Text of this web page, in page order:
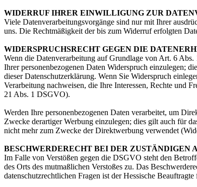
WIDERRUF IHRER EINWILLIGUNG ZUR
Viele Datenverarbeitungsvorgänge sind nur mit Ihrer
uns. Die Rechtmäßigkeit der bis zum Widerruf erfolgten
WIDERSPRUCHSRECHT GEGEN DIE
Wenn die Datenverarbeitung auf Grundlage von Art. 6
Ihrer personenbezogenen Daten Widerspruch einzulegen;
dieser Datenschutzerklärung. Wenn Sie Widerspruch
Verarbeitung nachweisen, die Ihre Interessen, Rechte und
21 Abs. 1 DSGVO).
Werden Ihre personenbezogenen Daten verarbeitet, um
Zwecke derartiger Werbung einzulegen; dies gilt auch für
nicht mehr zum Zwecke der Direktwerbung verwendet
BESCHWERDERECHT BEI DER ZUSTÄNDIGEN
Im Falle von Verstößen gegen die DSGVO steht den
des Orts des mutmaßlichen Verstoßes zu. Das
datenschutzrechtlichen Fragen ist der Hessische